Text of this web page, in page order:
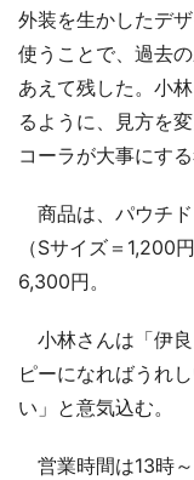
外装を生かしたデ
使うことで、過去
あえて残した。小
るように、見方を
コーラが大事にす
商品は、パウチ
（Sサイズ＝1,200
6,300円。
小林さんは「伊
ピーになればうれ
い」と意気込む。
営業時間は13時～